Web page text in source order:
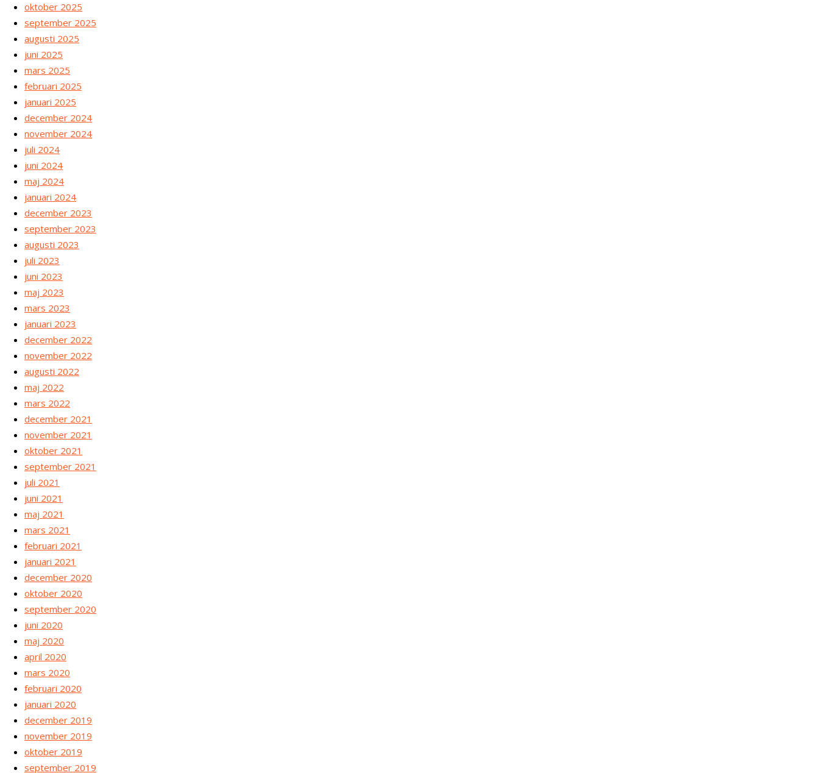
oktober 2025
september 2025
augusti 2025
juni 2025
mars 2025
februari 2025
januari 2025
december 2024
november 2024
juli 2024
juni 2024
maj 2024
januari 2024
december 2023
september 2023
augusti 2023
juli 2023
juni 2023
maj 2023
mars 2023
januari 2023
december 2022
november 2022
augusti 2022
maj 2022
mars 2022
december 2021
november 2021
oktober 2021
september 2021
juli 2021
juni 2021
maj 2021
mars 2021
februari 2021
januari 2021
december 2020
oktober 2020
september 2020
juni 2020
maj 2020
april 2020
mars 2020
februari 2020
januari 2020
december 2019
november 2019
oktober 2019
september 2019